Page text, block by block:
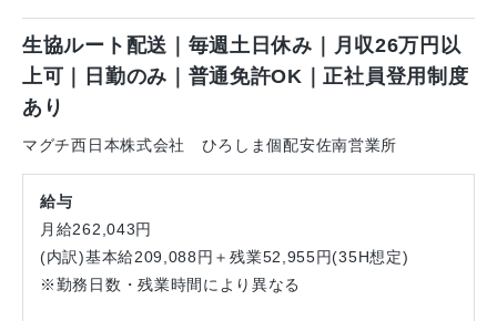
社
員
生協ルート配送｜毎週土日休み｜月収26万円以
上可｜日勤のみ｜普通免許OK｜正社員登用制度
あり
マグチ西日本株式会社 ひろしま個配安佐南営業所
給与
月給262,043円
(内訳)基本給209,088円＋残業52,955円(35H想定)
※勤務日数・残業時間により異なる